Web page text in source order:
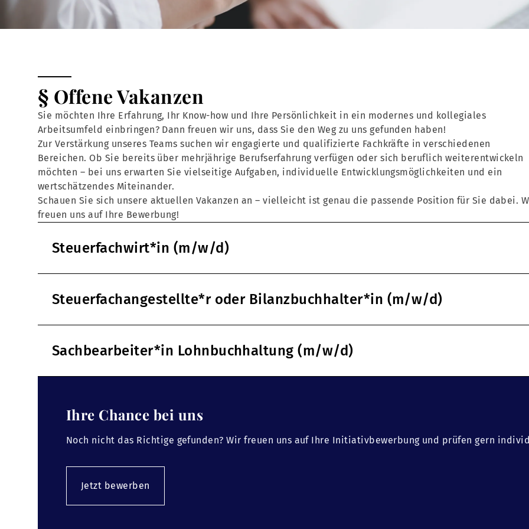
§ Offene Vakanzen
Sie möchten Ihre Erfahrung, Ihr Know-how und Ihre Persönlichkeit in ein modernes und kollegiales
Arbeitsumfeld einbringen? Dann freuen wir uns, dass Sie den Weg zu uns gefunden haben!
Zur Verstärkung unseres Teams suchen wir engagierte und qualifizierte Fachkräfte in verschiedenen
Bereichen. Ob Sie bereits über mehrjährige Berufserfahrung verfügen oder sich beruflich weiterentwickeln
möchten – bei uns erwarten Sie vielseitige Aufgaben, individuelle Entwicklungsmöglichkeiten und ein
wertschätzendes Miteinander.
Schauen Sie sich unsere aktuellen Vakanzen an – vielleicht ist genau die passende Position für Sie dabei.
freuen uns auf Ihre Bewerbung!
Steuerfachwirt*in (m/w/d)
Steuerfachangestellte*r oder Bilanzbuchhalter*in (m/w/d)
Sachbearbeiter*in Lohnbuchhaltung (m/w/d)
Ihre Chance bei uns
Noch nicht das Richtige gefunden? Wir freuen uns auf Ihre Initiativbewerbung und prüfen gern
Jetzt bewerben